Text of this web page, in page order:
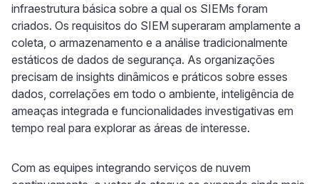
infraestrutura básica sobre a qual os SIEMs foram
criados. Os requisitos do SIEM superaram amplamente a
coleta, o armazenamento e a análise tradicionalmente
estáticos de dados de segurança. As organizações
precisam de insights dinâmicos e práticos sobre esses
dados, correlações em todo o ambiente, inteligência de
ameaças integrada e funcionalidades investigativas em
tempo real para explorar as áreas de interesse.
Com as equipes integrando serviços de nuvem